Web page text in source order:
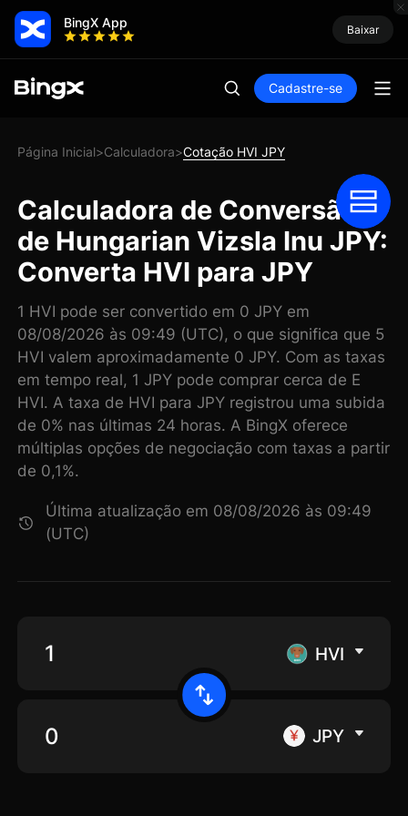
BingX App Baixar
Cadastre-se
Página Inicial>Calculadora>Cotação HVI JPY
Calculadora de Conversão
de Hungarian Vizsla Inu JPY:
Converta HVI para JPY
1 HVI pode ser convertido em 0 JPY em
08/08/2026 às 09:49 (UTC), o que significa que 5
HVI valem aproximadamente 0 JPY. Com as taxas
em tempo real, 1 JPY pode comprar cerca de E
HVI. A taxa de HVI para JPY registrou uma subida
de 0% nas últimas 24 horas. A BingX oferece
múltiplas opções de negociação com taxas a partir
de 0,1%.
Última atualização em 08/08/2026 às 09:49
(UTC)
HVI
JPY